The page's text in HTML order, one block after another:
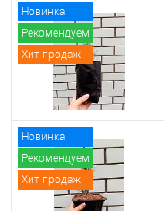
Новинка
Рекомендуем
Хит продаж
Новинка
Рекомендуем
Хит продаж